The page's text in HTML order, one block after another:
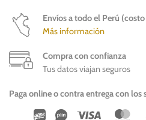
Envíos a todo el Perú
Más información
Compra con confianza
Tus datos viajan seguros
Paga online o contra entrega con los
Wirecard
Vipps Visa